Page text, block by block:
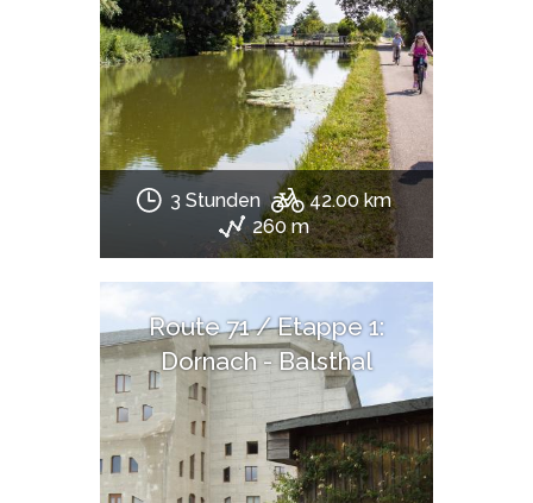
3 Stunden
42.00 km
260 m
Route 71 / Etappe 1:
Dornach - Balsthal